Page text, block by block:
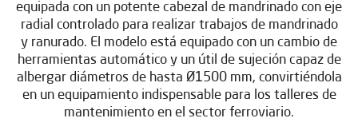
equipada con un potente cabezal de mandrinado con eje
radial controlado para realizar trabajos de mandrinado
y ranurado. El modelo está equipado con un cambio de
herramientas automático y un útil de sujeción capaz de
albergar diámetros de hasta Ø1500 mm, convirtiéndola
en un equipamiento indispensable para los talleres de
mantenimiento en el sector ferroviario.